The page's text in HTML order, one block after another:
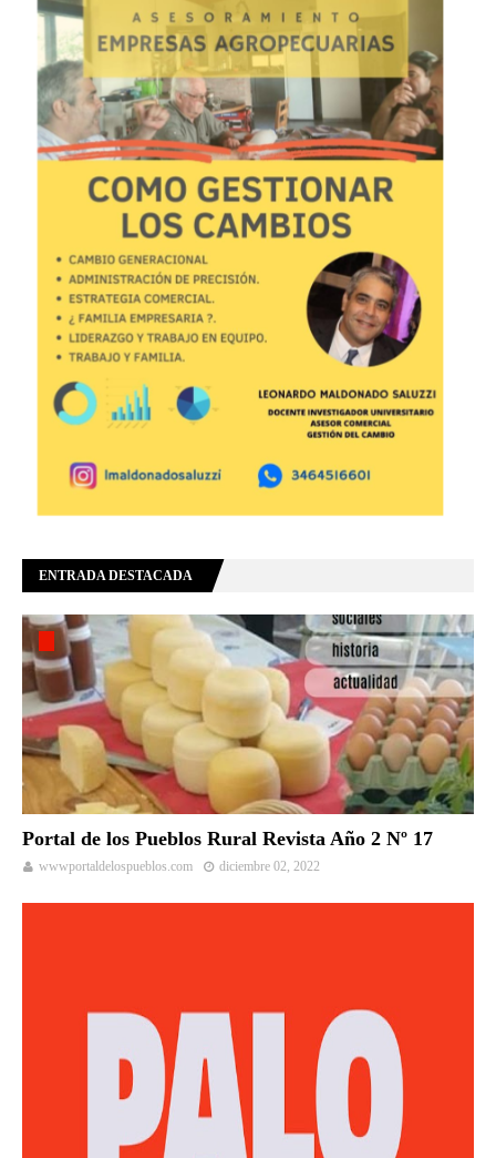
ENTRADA DESTACADA
Portal de los Pueblos Rural Revista Año 2 Nº 17
wwwportaldelospueblos.com diciembre 02, 2022